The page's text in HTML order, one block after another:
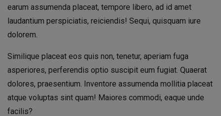
earum assumenda placeat, tempore libero, ad id amet
laudantium perspiciatis, reiciendis! Sequi, quisquam iure
dolorem.
Similique placeat eos quis non, tenetur, aperiam fuga
asperiores, perferendis optio suscipit eum fugiat. Quaerat
dolores, praesentium. Inventore assumenda mollitia placeat
atque voluptas sint quam! Maiores commodi, eaque unde
facilis?